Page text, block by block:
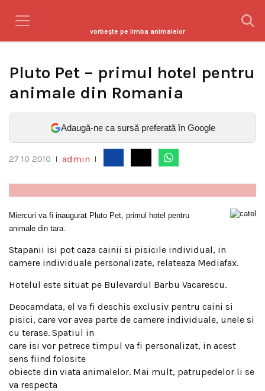
vorbeşte pe limba animalelor
Pluto Pet – primul hotel pentru
animale din Romania
Adaugă-ne ca sursă preferată în Google
27 10 2010 admin
Miercuri va fi inaugurat Pluto Pet, primul hotel pentru
animale din tara.
Stapanii isi pot caza cainii si pisicile individual, in
camere individuale personalizate, relateaza Mediafax.
Hotelul este situat pe Bulevardul Barbu Vacarescu.
Deocamdata, el va fi deschis exclusiv pentru caini si
pisici, care vor avea parte de camere individuale, unele si
cu terase. Spatiul in
care isi vor petrece timpul va fi personalizat, in acest
sens fiind folosite
obiecte din viata animalelor. Mai mult, patrupedelor li se
va respecta